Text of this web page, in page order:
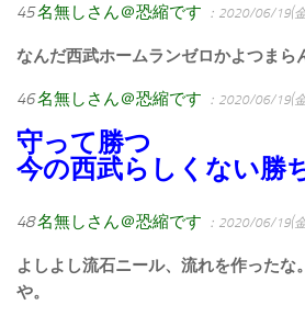
45名無しさん＠恐縮です ：2020/06/19(
なんだ西武ホームランゼロかよつまら
46名無しさん＠恐縮です ：2020/06/19(
守って勝つ
今の西武らしくない勝
48名無しさん＠恐縮です ：2020/06/19(
よしよし流石ニール、流れを作ったな
や。